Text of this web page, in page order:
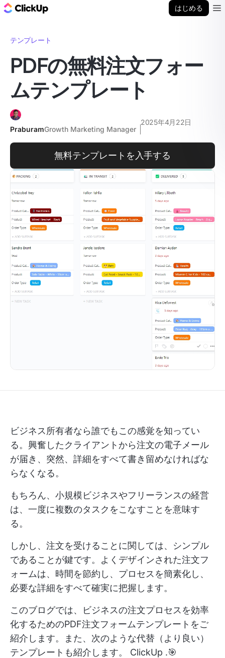
はじめる
テンプレート
PDFの無料注文フォー
ムテンプレート
PraburamGrowth Marketing Manager
2025年4月22日
無料テンプレートを入手する
ビジネス所有者なら誰でもこの感覚を知ってい
る。興奮したクライアントから注文の電子メール
が届き、突然、詳細をすべて書き留めなければな
らなくなる。
もちろん、小規模ビジネスやフリーランスの経営
は、一度に複数のタスクをこなすことを意味す
る。
しかし、注文を受けることに関しては、シンプル
であることが鍵です。よくデザインされた注文フ
ォームは、時間を節約し、プロセスを簡素化し、
必要な詳細をすべて確実に把握します。
このブログでは、ビジネスの注文プロセスを効率
化するためのPDF注文フォームテンプレートをご
紹介します。また、次のような代替（より良い）
テンプレートも紹介します。 ClickUp .🎯